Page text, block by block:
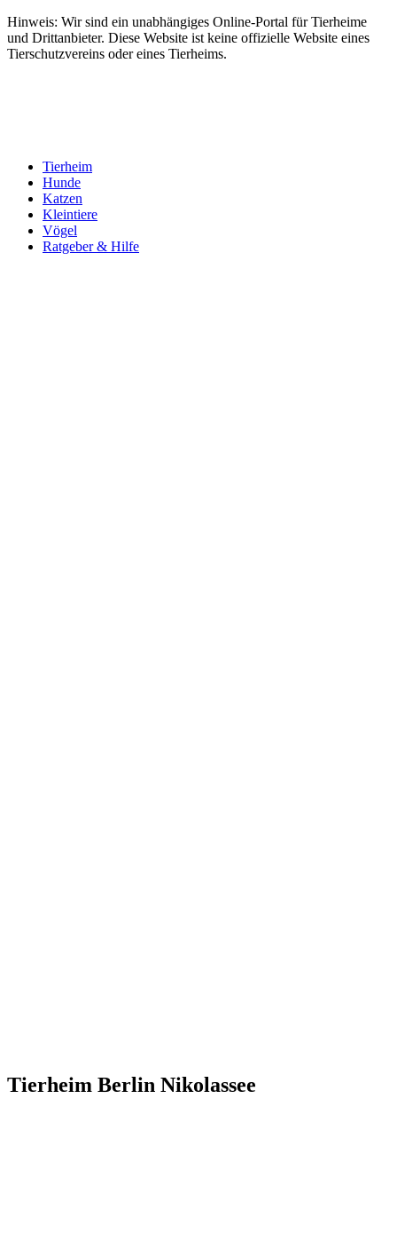
Hinweis: Wir sind ein unabhängiges Online-Portal für Tierheime
und Drittanbieter. Diese Website ist keine offizielle Website eines
Tierschutzvereins oder eines Tierheims.
Tierheim
Hunde
Katzen
Kleintiere
Vögel
Ratgeber & Hilfe
Tierheim Berlin Nikolassee